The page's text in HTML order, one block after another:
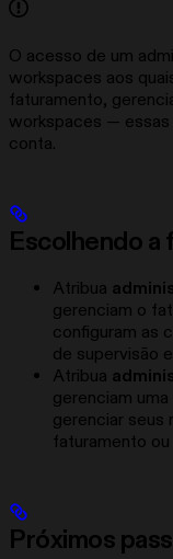
O acesso de um
workspaces aos
faturamento,
workspaces — essas
conta.
Escolhendo
Atribua
gerenciam o
configuram as
de supervisão
Atribua
gerenciam
gerenciar seus
faturamento
Próximos